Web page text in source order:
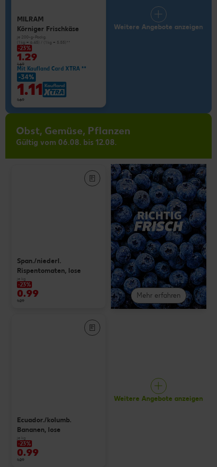
MILRAM
Körniger Frischkäse
je 200-g-Packg.
(1 kg = 6.45) / (1 kg = 5.55)**
-23%
1.29
1.69
Mit Kaufland Card XTRA **
-34%
1.11
1.69
Weitere Angebote anzeigen
Obst, Gemüse, Pflanzen
Gültig vom 06.08. bis 12.08.
Mehr erfahren
Span./niederl.
Rispentomaten, lose
je kg
-23%
0.99
1.29
Ecuador./kolumb.
Bananen, lose
je kg
-23%
0.99
1.29
Weitere Angebote anzeigen